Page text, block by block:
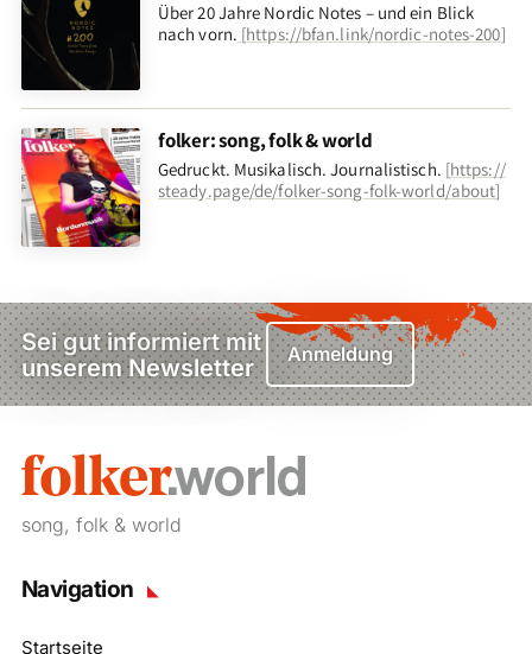
Über 20 Jahre Nordic Notes – und ein Blick
nach vorn. [https://bfan.link/nordic-notes-200]
folker: song, folk & world
Gedruckt. Musikalisch. Journalistisch. [https://
steady.page/de/folker-song-folk-world/about]
Sei gut informiert mit
unserem Newsletter
Anmeldung
song, folk & world
Navigation
Startseite